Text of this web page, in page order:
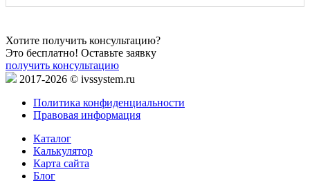
Хотите получить консультацию?
Это бесплатно! Оставьте заявку
получить консультацию
2017-2026 © ivssystem.ru
Политика конфиденциальности
Правовая информация
Каталог
Калькулятор
Карта сайта
Блог